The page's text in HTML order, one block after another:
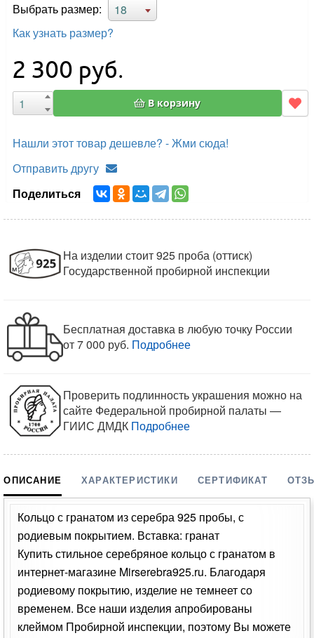
Выбрать размер:
18
Как узнать размер?
2 300 руб.
В корзину
Нашли этот товар дешевле? - Жми сюда!
Отправить другу
Поделиться
На изделии стоит 925 проба (оттиск)
Государственной пробирной инспекции
Бесплатная доставка в любую точку России
от 7 000 руб. Подробнее
Проверить подлинность украшения можно на
сайте Федеральной пробирной палаты —
ГИИС ДМДК Подробнее
ОПИСАНИЕ ХАРАКТЕРИСТИКИ СЕРТИФИКАТ
Кольцо с гранатом из серебра 925 пробы, с
родиевым покрытием. Вставка: гранат
Купить стильное серебряное кольцо с гранатом в
интернет-магазине Mirserebra925.ru. Благодаря
родиевому покрытию, изделие не темнеет со
временем. Все наши изделия апробированы
клеймом Пробирной инспекции, поэтому Вы можете